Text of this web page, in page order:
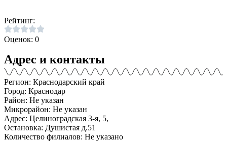
Рейтинг:
Оценок: 0
Адрес и контакты
Регион: Краснодарский край
Город: Краснодар
Район: Не указан
Микрорайон: Не указан
Адрес: Целиноградская 3-я, 5,
Остановка: Душистая д.51
Количество филиалов: Не указано